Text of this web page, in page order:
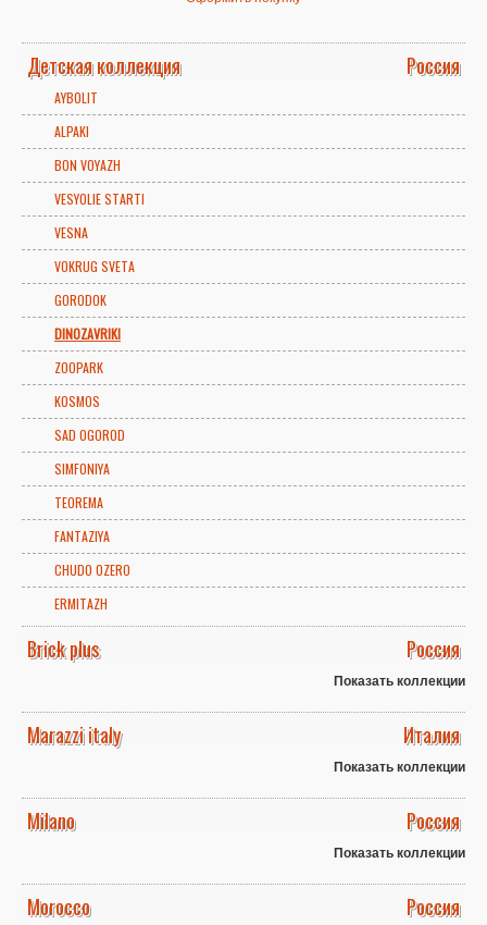
Детская коллекция Россия
AYBOLIT
ALPAKI
BON VOYAZH
VESYOLIE STARTI
VESNA
VOKRUG SVETA
GORODOK
DINOZAVRIKI
ZOOPARK
KOSMOS
SAD OGOROD
SIMFONIYA
TEOREMA
FANTAZIYA
CHUDO OZERO
ERMITAZH
Brick plus Россия
Показать коллекции
Marazzi italy Италия
Показать коллекции
Milano Россия
Показать коллекции
Morocco Россия